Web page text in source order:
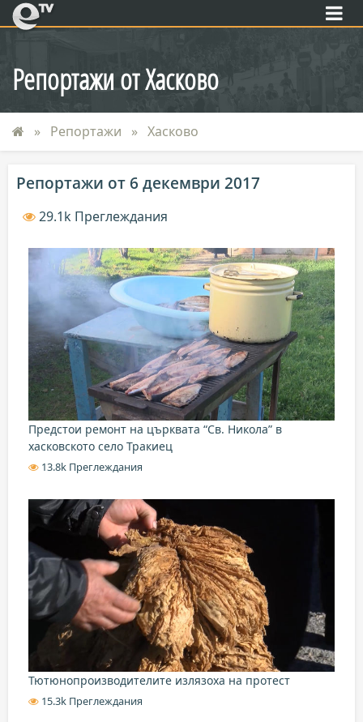
eTV
Репортажи от Хасково
Репортажи Хасково
Репортажи от 6 декември 2017
29.1k Преглеждания
Предстои ремонт на църквата “Св. Никола” в
хасковското село Тракиец
13.8k Преглеждания
Тютюнопроизводителите излязоха на протест
15.3k Преглеждания